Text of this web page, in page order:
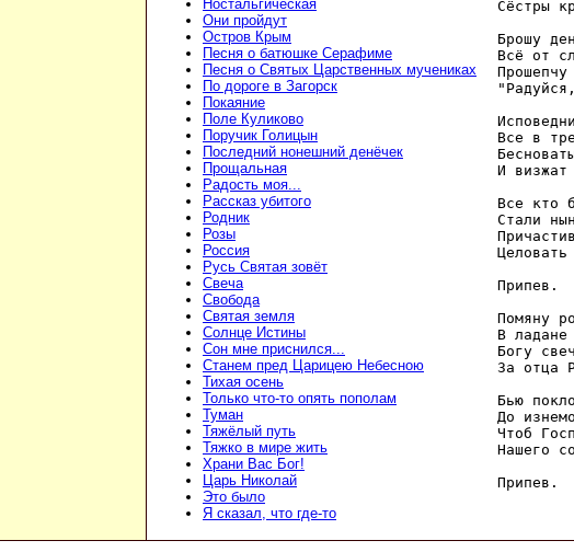
Ностальгическая
Они пройдут
Остров Крым
Песня о батюшке Серафиме
Песня о Святых Царственных мучениках
По дороге в Загорск
Покаяние
Поле Куликово
Поручик Голицын
Последний нонешний денёчек
Прощальная
Радость моя...
Рассказ убитого
Родник
Розы
Россия
Русь Святая зовёт
Свеча
Свобода
Святая земля
Солнце Истины
Сон мне приснился...
Станем пред Царицею Небесною
Тихая осень
Только что-то опять пополам
Туман
Тяжёлый путь
Тяжко в мире жить
Храни Вас Бог!
Царь Николай
Это было
Я сказал, что где-то
Сёстры
Брошу
Всё от
Все в
И визжат
Все кто
Стали
Припев.
Помяну
В ладане
Богу
За отца
Бью
До
Чтоб
Нашего